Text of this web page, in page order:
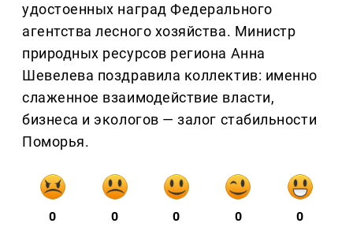
удостоенных наград Федерального
агентства лесного хозяйства. Министр
природных ресурсов региона Анна
Шевелева поздравила коллектив: именно
слаженное взаимодействие власти,
бизнеса и экологов — залог стабильности
Поморья.
0 0 0 0 0